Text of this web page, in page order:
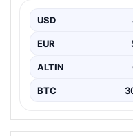
USD
EUR
ALTIN
BTC